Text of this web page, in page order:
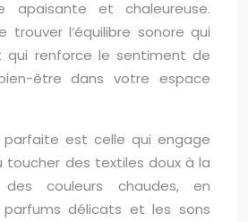
apaisante et chaleureuse.
trouver l’équilibre sonore qui
qui renforce le sentiment de
être dans votre espace
parfaite est celle qui engage
toucher des textiles doux à la
couleurs chaudes, en
délicats et les sons